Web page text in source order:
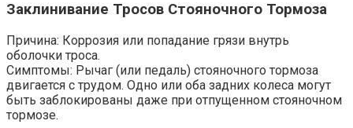
Заклинивание Тросов Стояночного Тормоза
Причина: Коррозия или попадание грязи внутрь
оболочки троса.
Симптомы: Рычаг (или педаль) стояночного тормоза
двигается с трудом. Одно или оба задних колеса могут
быть заблокированы даже при отпущенном стояночном
тормозе.